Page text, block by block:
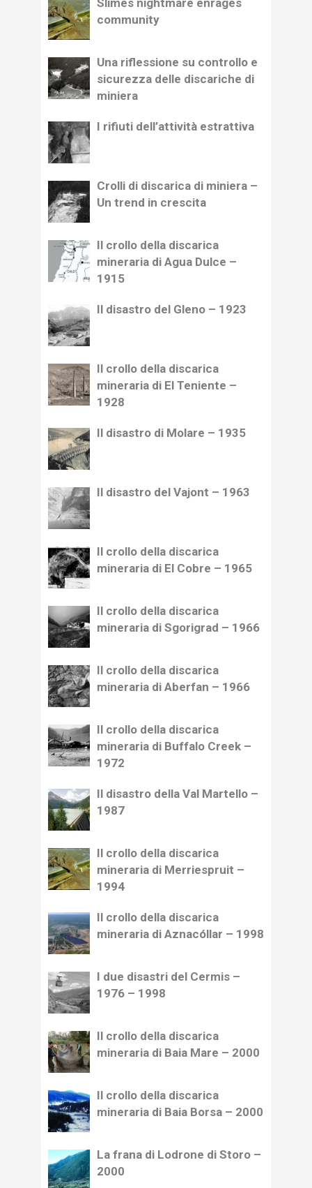
community
Una riflessione su controllo e
sicurezza delle discariche di
miniera
I rifiuti dell’attività estrattiva
Crolli di discarica di miniera –
Un trend in crescita
Il crollo della discarica
mineraria di Agua Dulce –
1915
Il disastro del Gleno – 1923
Il crollo della discarica
mineraria di El Teniente –
1928
Il disastro di Molare – 1935
Il disastro del Vajont – 1963
Il crollo della discarica
mineraria di El Cobre – 1965
Il crollo della discarica
mineraria di Sgorigrad – 1966
Il crollo della discarica
mineraria di Aberfan – 1966
Il crollo della discarica
mineraria di Buffalo Creek –
1972
Il disastro della Val Martello –
1987
Il crollo della discarica
mineraria di Merriespruit –
1994
Il crollo della discarica
mineraria di Aznacóllar – 1998
I due disastri del Cermis –
1976 – 1998
Il crollo della discarica
mineraria di Baia Mare – 2000
Il crollo della discarica
mineraria di Baia Borsa – 2000
La frana di Lodrone di Storo –
2000